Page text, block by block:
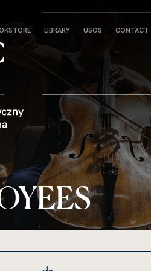
LIBRARY USOS CONTACT